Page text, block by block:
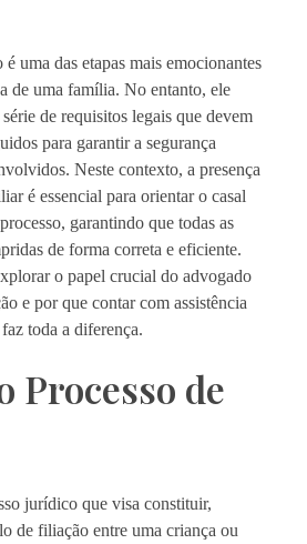
uma das etapas mais emocionantes
de uma família. No entanto, ele
de requisitos legais que devem
para garantir a segurança
Neste contexto, a presença
é essencial para orientar o casal
garantindo que todas as
de forma correta e eficiente.
o papel crucial do advogado
e por que contar com assistência
toda a diferença.
Processo de
jurídico que visa constituir,
de filiação entre uma criança ou